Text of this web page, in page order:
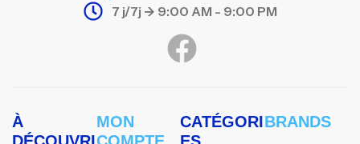
7 j/7j -> 9:00 AM - 9:00 PM
À
MON
CATÉGORIBRANDS